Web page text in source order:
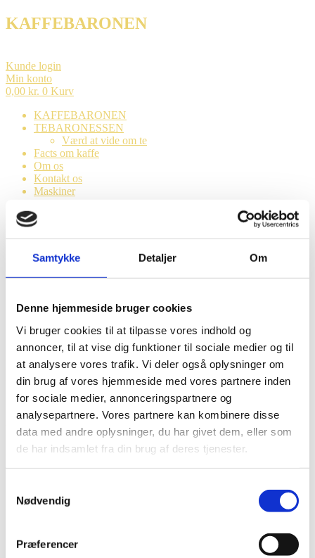
Samtykke Detaljer Om
Denne hjemmeside bruger cookies
Vi bruger cookies til at tilpasse vores indhold og
annoncer, til at vise dig funktioner til sociale medier og til
at analysere vores trafik. Vi deler også oplysninger om
din brug af vores hjemmeside med vores partnere inden
for sociale medier, annonceringspartnere og
analysepartnere. Vores partnere kan kombinere disse
data med andre oplysninger, du har givet dem, eller som
de har indsamlet fra din brug af deres tjenester.
Nødvendig
Præferencer
KAFFEBARONEN
Kunde login
Min konto
0,00 kr. 0 Kurv
KAFFEBARONEN
TEBARONESSEN
Værd at vide om te
Facts om kaffe
Om os
Kontakt os
Maskiner
Menu
KAFFEBARONEN
TEBARONESSEN
Værd at vide om te
Om os
Kontakt os
Maskiner
Shopping
Forside/Hele bønner/ Löfbergs/Professional Medium, Rainforest
Alliance, 6x1000g
Professional Medium, Rainforest
Alliance, 6x1000g
Oprindelse: Brasilien, Colombia, Syd- & Centralamerika, Østafrika
og Asien